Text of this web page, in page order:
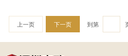
上一页 下一页 到第